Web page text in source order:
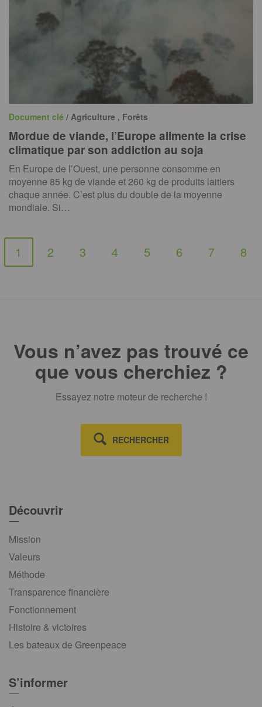
Document clé / Agriculture , Forêts
Mordue de viande, l’Europe alimente la crise
climatique par son addiction au soja
En Europe de l’Ouest, une personne consomme en
moyenne 85 kg de viande et 260 kg de produits laitiers
chaque année. C’est plus du double de la moyenne
mondiale. Si…
1 2 3 4 5 6 7 8
Vous n’avez pas trouvé ce
que vous cherchiez ?
Essayez notre moteur de recherche !
RECHERCHER
Découvrir
Mission
Valeurs
Méthode
Transparence financière
Fonctionnement
Histoire & victoires
Les bateaux de Greenpeace
S’informer